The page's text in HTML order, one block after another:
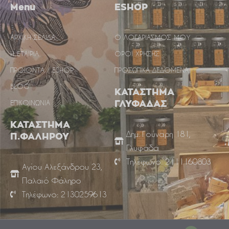
Menu
ΑΡΧΙΚΗ ΣΕΛΙΔΑ
Η ΕΤΑΙΡΙΑ
ΠΡΟΙΟΝΤΑ / ESHOP
BLOG
ΕΠΙΚΟΙΝΩΝΙΑ
ΚΑΤΑΣΤΗΜΑ
Π.ΦΑΛΗΡΟΥ
Αγίου Αλεξάνδρου 23,
Παλαιό Φάληρο
Τηλέφωνο: 2130259613
ESHOP
Ο ΛΟΓΑΡΙΑΣΜΟΣ ΜΟΥ
ΟΡΟΙ ΧΡΗΣΗΣ
ΠΡΟΣΩΠΙΚΑ ΔΕΔΟΜΕΝΑ
ΚΑΤΑΣΤΗΜΑ
ΓΛΥΦΑΔΑΣ
Δημ. Γούναρη 181,
Γλυφάδα
Τηλέφωνο: 2111160803